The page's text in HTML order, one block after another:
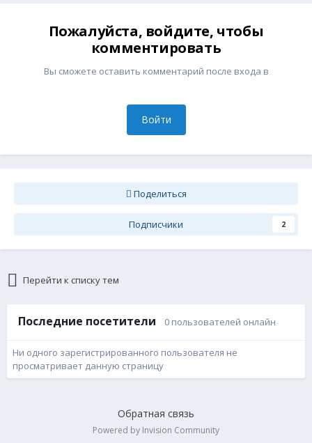
Пожалуйста, войдите, чтобы
комментировать
Вы сможете оставить комментарий после входа в
Войти
Поделиться
Подписчики 2
Перейти к списку тем
Последние посетители 0 пользователей онлайн
Ни одного зарегистрированного пользователя не
просматривает данную страницу
Обратная связь
Powered by Invision Community